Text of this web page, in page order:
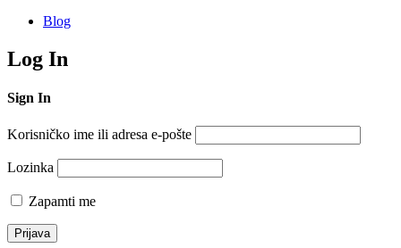
Blog
Log In
Sign In
Korisničko ime ili adresa e-pošte
Lozinka
Zapamti me